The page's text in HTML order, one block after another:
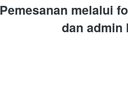
Pemesanan melalui
dan admin